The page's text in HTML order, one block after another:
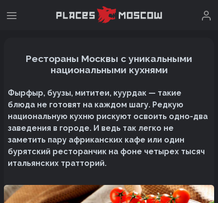
Рестораны Москвы с уникальными
национальными кухнями
Фырфыр, буузы, мититеи, куурдак — такие
блюда не готовят на каждом шагу. Редкую
национальную кухню рискуют освоить одно-два
заведения в городе. И ведь так легко не
заметить пару африканских кафе или один
бурятский ресторанчик на фоне четырех тысяч
итальянских тратторий.